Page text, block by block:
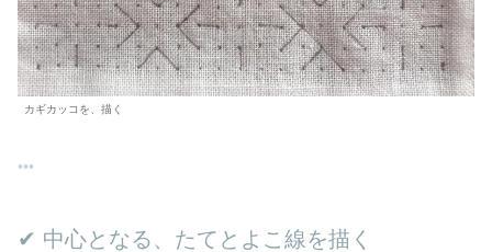
カギカッコを、描く
✔︎ 中心となる、たてとよこ線を描く